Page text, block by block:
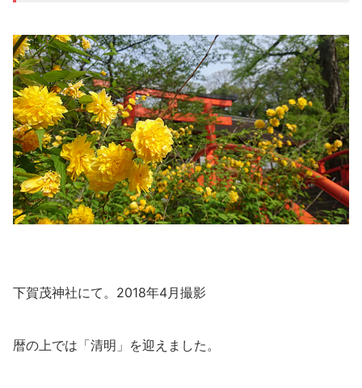
下賀茂神社にて。 2018年4月撮影
暦の上では「清明」を迎えました。